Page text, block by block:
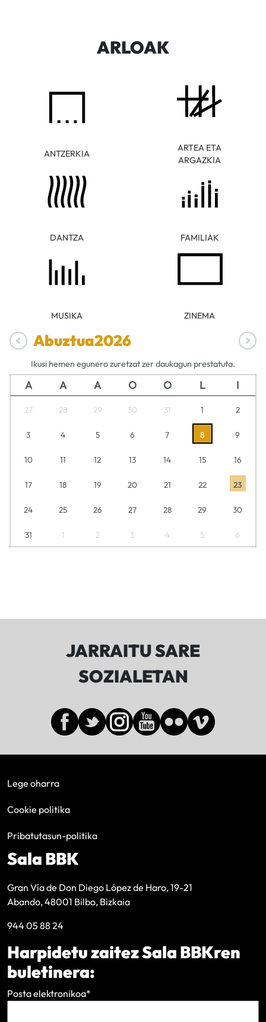
ARLOAK
ANTZERKIA
ARTEA ETA
ARGAZKIA
DANTZA FAMILIAK
MUSIKA ZINEMA
Abuztua2026
Ikusi hemen egunero zuretzat zer daukagun prestatuta.
A A A O O L I
27 28 29 30 31 1 2
3 4 5 6 7 8 9
10 11 12 13 14 15 16
17 18 19 20 21 22 23
24 25 26 27 28 29 30
31 1 2 3 4 5 6
JARRAITU SARE
SOZIALETAN
Lege oharra
Cookie politika
Pribatutasun-politika
Sala BBK
Gran Vía de Don Diego López de Haro, 19-21
Abando, 48001 Bilbo, Bizkaia
944 05 88 24
Harpidetu zaitez Sala BBKren
buletinera:
Posta elektronikoa*